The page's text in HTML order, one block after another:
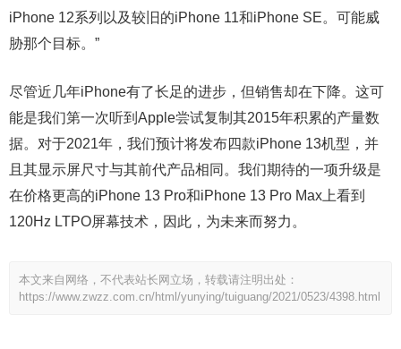
iPhone 12系列以及较旧的iPhone 11和iPhone SE。可能威
胁那个目标。”
尽管近几年iPhone有了长足的进步，但销售却在下降。这可
能是我们第一次听到Apple尝试复制其2015年积累的产量数
据。对于2021年，我们预计将发布四款iPhone 13机型，并
且其显示屏尺寸与其前代产品相同。我们期待的一项升级是
在价格更高的iPhone 13 Pro和iPhone 13 Pro Max上看到
120Hz LTPO屏幕技术，因此，为未来而努力。
本文来自网络，不代表站长网立场，转载请注明出处：
https://www.zwzz.com.cn/html/yunying/tuiguang/2021/0523/4398.html